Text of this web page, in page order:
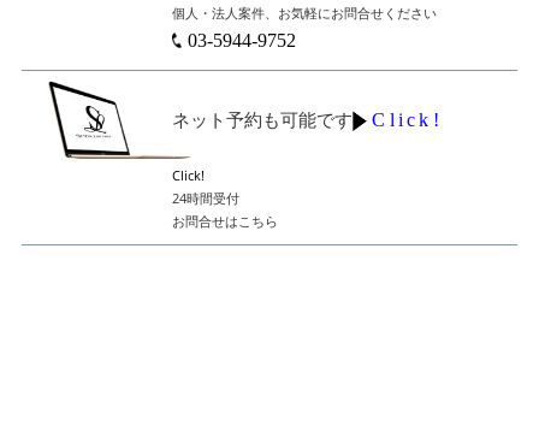
個人・法人案件、お気軽にお問合せください
03-5944-9752
ネット予約も可能です Click!
Click!
24時間受付
お問合せはこちら